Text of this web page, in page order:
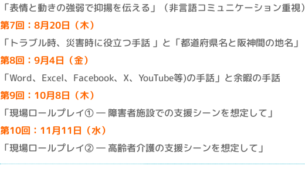
「表情と動きの強弱で抑揚を伝える」（非言語コミュニケーション重視）
第7回：8月20日（木）
「トラブル時、災害時に役立つ手話 」と「都道府県名と阪神間の地名」
第8回：9月4日（金）
「Word、Excel、Facebook、X、YouTube等)の手話」と余暇の手話
第9回：10月8日（木）
「現場ロールプレイ① ― 障害者施設での支援シーンを想定して」
第10回：11月11日（水）
「現場ロールプレイ② ― 高齢者介護の支援シーンを想定して」